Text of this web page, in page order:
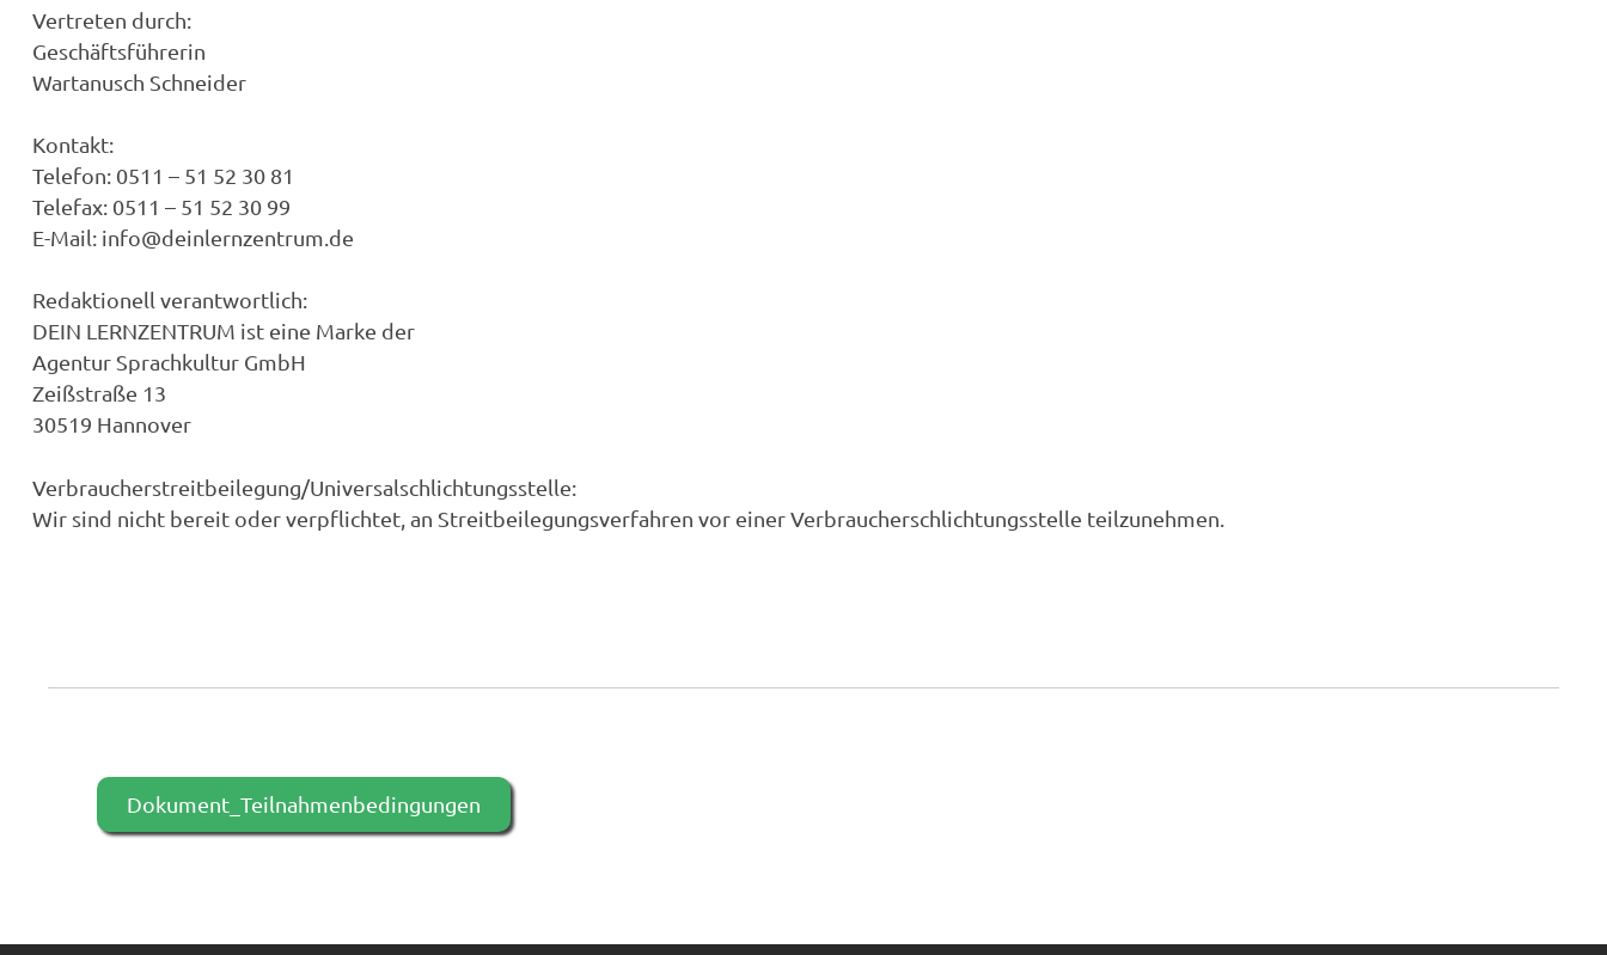
Vertreten durch:
Geschäftsführerin
Wartanusch Schneider
Kontakt:
Telefon: 0511 – 51 52 30 81
Telefax: 0511 – 51 52 30 99
E-Mail: info@deinlernzentrum.de
Redaktionell verantwortlich:
DEIN LERNZENTRUM ist eine Marke der
Agentur Sprachkultur GmbH
Zeißstraße 13
30519 Hannover
Verbraucher­streit­beilegung/Universal­schlichtungs­stelle:
Wir sind nicht bereit oder verpflichtet, an Streitbeilegungsverfahren vor einer Verbraucherschlichtungsstelle teilzunehmen.
Dokument_Teilnahmenbedingungen